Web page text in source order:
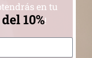
en tu
10%!